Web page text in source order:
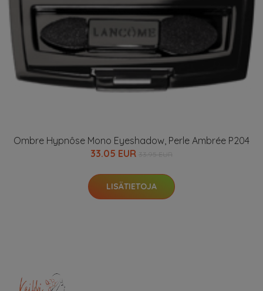
Ombre Hypnôse Mono Eyeshadow, Perle Ambrée P204
33.05 EUR
LISÄTIETOJA